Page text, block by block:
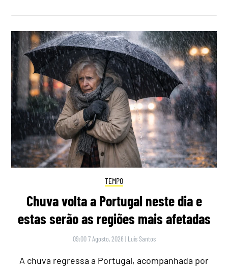
TEMPO
Chuva volta a Portugal neste dia e
estas serão as regiões mais afetadas
09:00 7 Agosto, 2026 | Luís Santos
A chuva regressa a Portugal, acompanhada por